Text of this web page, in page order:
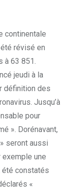
continentale
révisé en
à 63 851.
jeudi à la
définition des
Jusqu’à
pour
». Dorénavant,
seront aussi
exemple une
été constatés
«